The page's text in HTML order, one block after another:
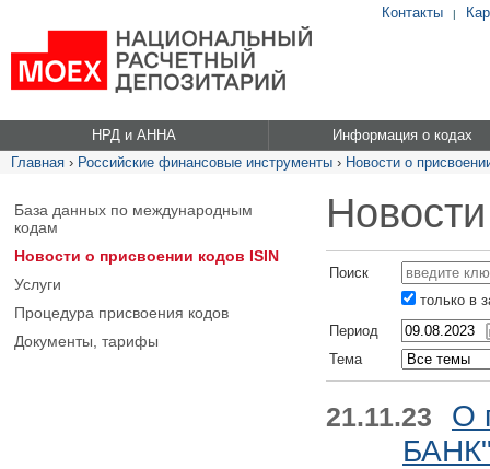
Контакты |
НРД и АННА
Информация о кодах
Главная › Российские финансовые инструменты › Новости о
База данных по международным
кодам
Новости о присвоении кодов ISIN
Услуги
Процедура присвоения кодов
Документы, тарифы
Поиск
только в
Период
Тема
21.11.23
О